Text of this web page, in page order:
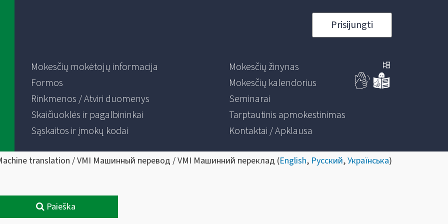
Prisijungti
Mokesčių mokėtojų informacija
Formos
Rinkmenos / Atviri duomenys
Skaičiuoklės ir pagalbininkai
Sąskaitos ir įmokų kodai
Mokesčių žinynas
Mokesčių kalendorius
Seminarai
Tarptautinis apmokestinimas
Kontaktai / Apklausa
translation / VMI Машинный перевод / VMI Машинний переклад (English, Русский,Українська)
Paieška